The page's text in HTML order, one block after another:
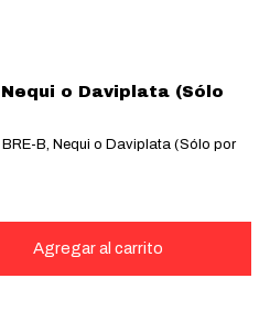
Nequi o Daviplata (Sólo
B, Nequi o Daviplata (Sólo por